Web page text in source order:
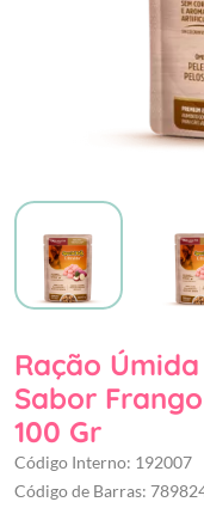
Ração
Sabor
100 Gr
Código Interno: 192007
Código de Barras: